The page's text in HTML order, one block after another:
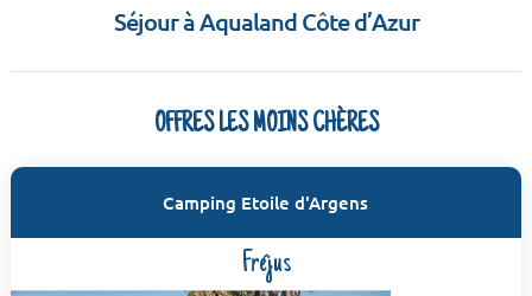
Séjour à Aqualand Côte d’Azur
OFFRES LES MOINS CHÈRES
Camping Etoile d'Argens
Fréjus